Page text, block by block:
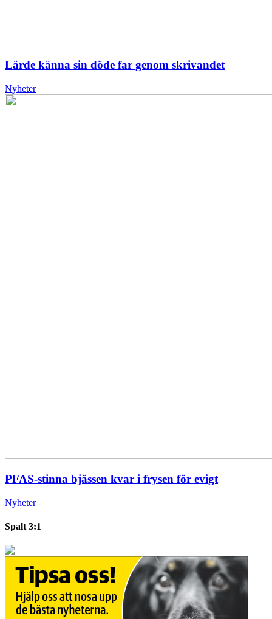
Lärde känna sin döde far genom skrivandet
Nyheter
PFAS-stinna bjässen kvar i frysen för evigt
Nyheter
Spalt 3:1